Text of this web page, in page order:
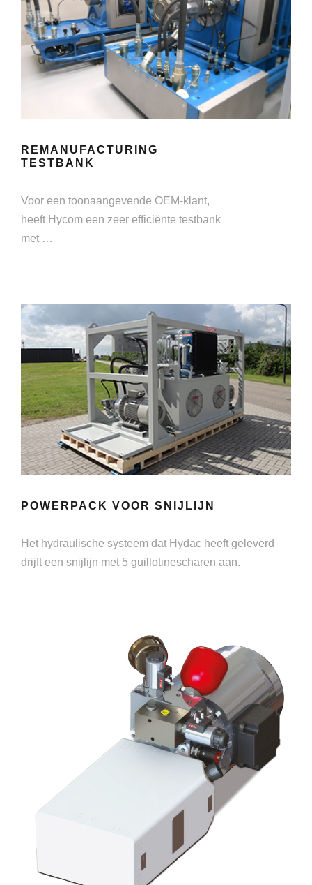
REMANUFACTURING
TESTBANK
Voor een toonaangevende OEM-klant,
heeft Hycom een zeer efficiënte testbank
met …
POWERPACK VOOR SNIJLIJN
Het hydraulische systeem dat Hydac heeft geleverd
drijft een snijlijn met 5 guillotinescharen aan.